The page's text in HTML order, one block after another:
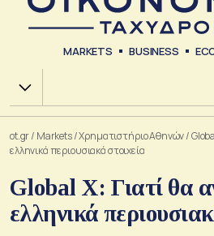
MARKETS BUSINESS
Χ.Α.
ot.gr/ Markets/Xρηματιστήριο Αθηνών/
ελληνικά περιουσιακά στοιχεία
Global X: Γιατί θα
ελληνικά